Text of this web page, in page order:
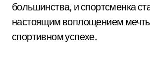
большинства, и спортсменка
настоящим воплощением
спортивном успехе.